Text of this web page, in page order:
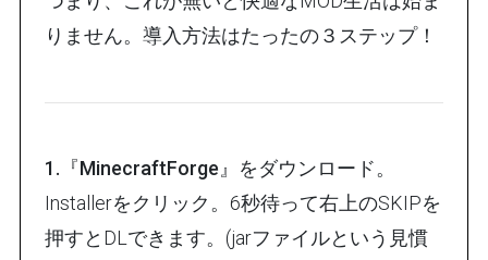
りません。導入方法はたったの３ステップ！
1.『MinecraftForge』をダウンロード。
Installerをクリック。6秒待って右上のSKIPを
押すとDLできます。(jarファイルという見慣